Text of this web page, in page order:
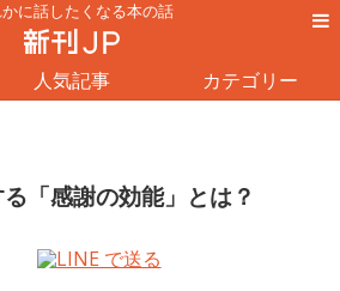
に話したくなる本の話
人気記事 カテゴリー
「感謝の効能」とは？